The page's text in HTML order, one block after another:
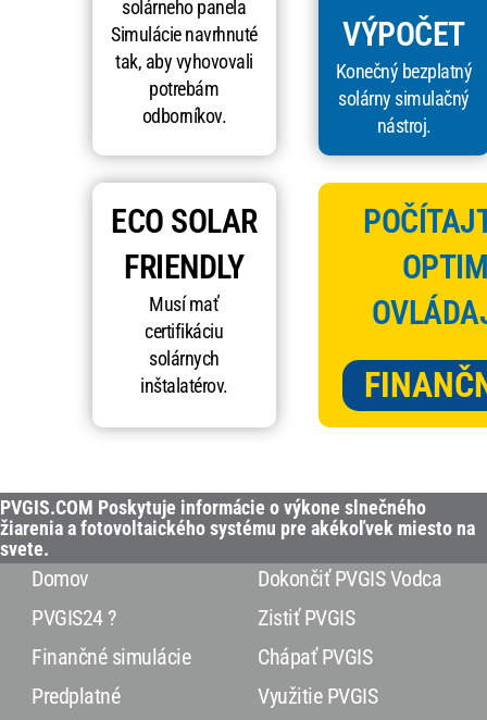
solárneho panela
Simulácie navrhnuté
tak, aby vyhovovali
potrebám
odborníkov.
VÝPOČET
Konečný bezplatný
solárny simulačný
nástroj.
ECO SOLAR
FRIENDLY
Musí mať
certifikáciu
solárnych
inštalatérov.
PVGIS.COM Poskytuje informácie o výkone slnečného
žiarenia a fotovoltaického systému pre akékoľvek miesto na
svete.
Domov
PVGIS24 ?
Finančné simulácie
Predplatné
Dokončiť PVGIS Vodca
Zistiť PVGIS
Chápať PVGIS
Využitie PVGIS